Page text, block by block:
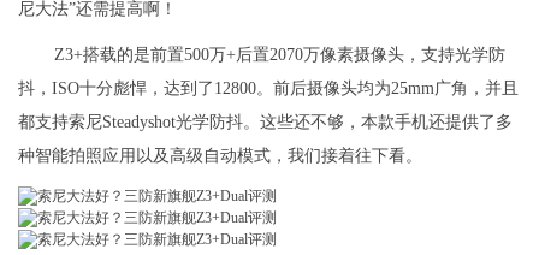
尼大法”还需提高啊！
Z3+搭载的是前置500万+后置2070万像素摄像头，支持光学防
抖，ISO十分彪悍，达到了12800。前后摄像头均为25mm广角，并且
都支持索尼Steadyshot光学防抖。这些还不够，本款手机还提供了多
种智能拍照应用以及高级自动模式，我们接着往下看。